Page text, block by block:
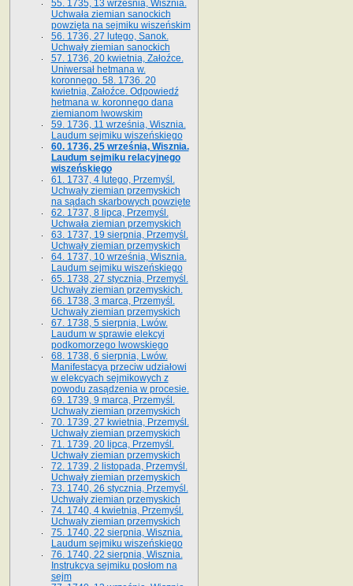
55. 1735, 13 września, Wisznia.
Uchwała ziemian sanockich
powzięta na sejmiku wiszeńskim
56. 1736, 27 lutego, Sanok.
Uchwały ziemian sanockich
57. 1736, 20 kwietnia, Załoźce.
Uniwersał hetmana w.
koronnego. 58. 1736. 20
kwietnia, Załoźce. Odpowiedź
hetmana w. koronnego dana
ziemianom lwowskim
59. 1736, 11 września, Wisznia.
Laudum sejmiku wiszeńskiego
60. 1736, 25 września, Wisznia.
Laudum sejmiku relacyjnego
wiszeńskiego
61. 1737, 4 lutego, Przemyśl.
Uchwały ziemian przemyskich
na sądach skarbowych powzięte
62. 1737, 8 lipca, Przemyśl.
Uchwała ziemian przemyskich
63. 1737, 19 sierpnia, Przemyśl.
Uchwały ziemian przemyskich
64. 1737, 10 września, Wisznia.
Laudum sejmiku wiszeńskiego
65. 1738, 27 stycznia, Przemyśl.
Uchwały ziemian przemyskich­­.
66. 1738, 3 marca, Przemyśl.
Uchwały ziemian przemyskich­
67. 1738, 5 sierpnia, Lwów.
Laudum w sprawie elekcyi
podkomorzego lwowskiego
68. 1738, 6 sierpnia, Lwów.
Manifestacya przeciw udziałowi
w elekcyach sejmikowych z
powodu zasądzenia w procesie.
69. 1739, 9 marca, Przemyśl.
Uchwały ziemian przemyskich
70. 1739, 27 kwietnia, Przemyśl.
Uchwały ziemian przemyskich
71. 1739, 20 lipca, Przemyśl.
Uchwały ziemian przemyskich
72. 1739, 2 listopada, Przemyśl.
Uchwały ziemian przemyskich
73. 1740, 26 stycznia, Przemyśl.
Uchwały ziemian przemyskich
74. 1740, 4 kwietnia, Przemyśl.
Uchwały ziemian przemyskich
75. 1740, 22 sierpnia, Wisznia.
Laudum sejmiku wiszeńskiego
76. 1740, 22 sierpnia, Wisznia.
Instrukcya sejmiku posłom na
sejm